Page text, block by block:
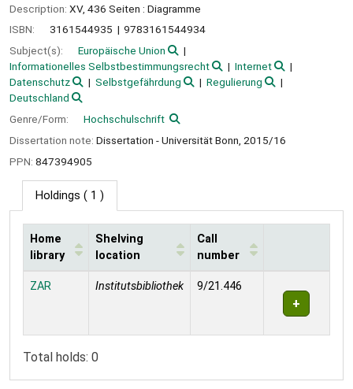
Description: XV, 436 Seiten : Diagramme
ISBN:
3161544935
9783161544934
Subject(s):
Europäische Union
Informationelles Selbstbestimmungsrecht
Internet
Datenschutz
Selbstgefährdung
Regulierung
Deutschland
Genre/Form:
Hochschulschrift
Dissertation note: Dissertation - Universität Bonn, 2015/16
PPN: 847394905
Holdings ( 1 )
Holdings
Home
library
Shelving
location
Call
number
ZAR Institutsbibliothek 9/21.446
Total holds: 0